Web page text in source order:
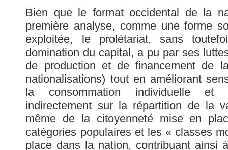
Bien que le format occidental de la
première analyse, comme une forme
exploitée, le prolétariat, sans
domination du capital, a pu par ses
de production et de financement de
nationalisations) tout en améliorant
la consommation individuelle et
indirectement sur la répartition de la
même de la citoyenneté mise en
catégories populaires et les « classes
place dans la nation, contribuant ainsi